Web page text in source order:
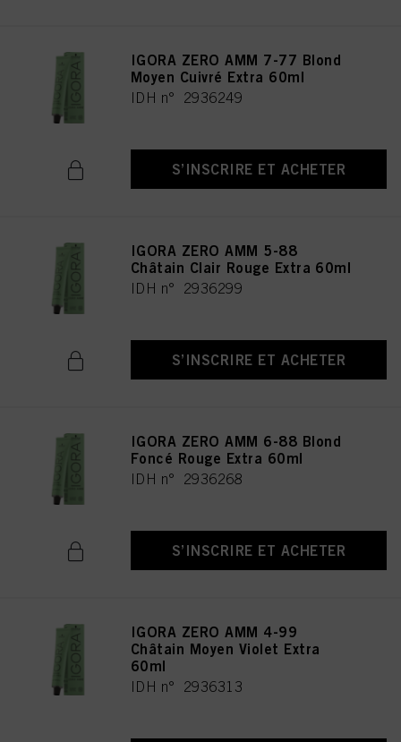
IGORA ZERO AMM 7-77 Blond
Moyen Cuivré Extra 60ml
IDH n° 2936249
S’INSCRIRE ET ACHETER
IGORA ZERO AMM 5-88
Châtain Clair Rouge Extra 60ml
IDH n° 2936299
S’INSCRIRE ET ACHETER
IGORA ZERO AMM 6-88 Blond
Foncé Rouge Extra 60ml
IDH n° 2936268
S’INSCRIRE ET ACHETER
IGORA ZERO AMM 4-99
Châtain Moyen Violet Extra
60ml
IDH n° 2936313